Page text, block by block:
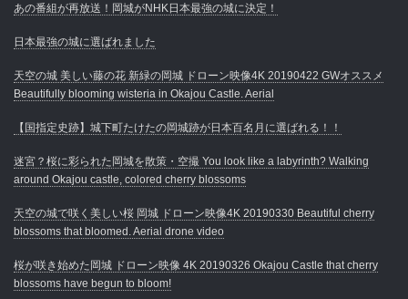
あの番組が再放送！岡城がNHK日本最強の城に決定！
日本最強の城に選ばれました
天空の城 美しい藤の花 新緑の岡城 ドローン映像4K 20190422 GWオススメ
Beautifully blooming wisteria in Okajou Castle. Aerial
【国指定史跡】城下町たけたの岡城跡が日本百名月に選ばれる！！
迷宮？桜に彩られた岡城を散策・空撮 You look like a labyrinth? Walking
around Okajou castle, colored cherry blossoms
天空の城で咲く美しい桜 岡城 ドローン映像4K 20190330 Beautiful cherry
blossoms that bloomed. Aerial drone video
桜が咲き始めた岡城 ドローン映像 4K 20190326 Okajou Castle that cherry
blossoms have begun to bloom!